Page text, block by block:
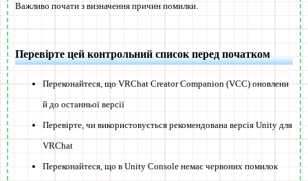
Важливо почати з визначення причин помилки.
Перевірте цей контрольний список перед початком
Переконайтеся, що VRChat Creator Companion (VCC) оновлени
й до останньої версії
Перевірте, чи використовується рекомендована версія Unity для
VRChat
Переконайтеся, що в Unity Console немає червоних помилок